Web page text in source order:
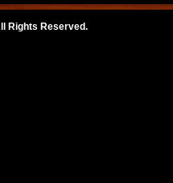
Rights Reserved.